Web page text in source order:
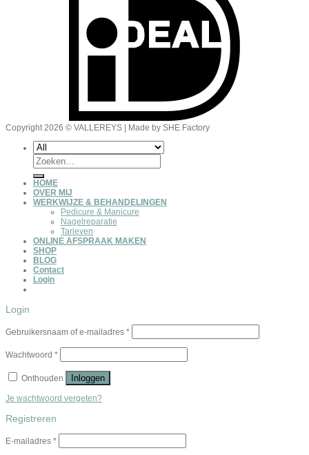
Copyright 2026 © VALLEREYS | Made by SHE Factory
Zoeken
naar:
HOME
OVER MIJ
WERKWIJZE & BEHANDELINGEN
Pedicure & Manicure
Nagelreparatie
Tarieven
ONLINE AFSPRAAK MAKEN
SHOP
BLOG
Contact
Login
Login
Gebruikersnaam of e-mailadres *
Wachtwoord *
Onthouden Inloggen
Je wachtwoord vergeten?
Registreren
E-mailadres *